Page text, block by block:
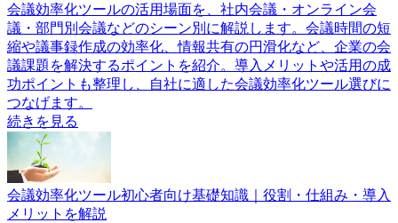
会議効率化ツールの活用場面を、社内会議・オンライン会
議・部門別会議などのシーン別に解説します。会議時間の短
縮や議事録作成の効率化、情報共有の円滑化など、企業の会
議課題を解決するポイントを紹介。導入メリットや活用の成
功ポイントも整理し、自社に適した会議効率化ツール選びに
つなげます。
続きを見る
会議効率化ツール初心者向け基礎知識｜役割・仕組み・導入
メリットを解説